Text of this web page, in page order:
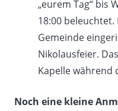
„eurem Tag“ bis
18:00
Gemeinde
Nikolausfeier.
Kapelle während
Noch eine kleine